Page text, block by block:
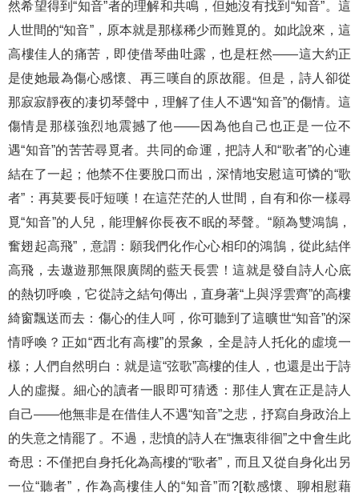
然希望得到“知音”者的理解和共鳴，但她沒有找到“知音”。這
人世間的“知音”，原本就是那樣稀少而難覓的。如此說來，這
高樓佳人的痛苦，即使借琴曲吐露，也是枉然——這大約正
是使她最為傷心感懷、再三嘆自的原故罷。但是，詩人卻從
那寂寂靜夜的凄切琴聲中，理解了佳人不遇“知音”的傷情。這
傷情是那樣強烈地震撼了他——因為他自己也正是一位不
遇“知音”的苦苦尋覓者。共同的命運，把詩人和“歌者”的心連
結在了一起；他禁不住要脫口而出，深情地安慰這可憐的“歌
者”：再莫要長吁短嘆！在這茫茫的人世間，自有和你一樣尋
覓“知音”的人兒，能理解你長夜不眠的琴聲。“願為雙鴻鵠，
奮翅起高飛”，意謂：願我們化作心心相印的鴻鵠，從此結伴
高飛，去遨遊那無限廣闊的藍天長雲！這就是發自詩人心底
的熱切呼喚，它從詩之結句傳出，直身著“上與浮雲齊”的高樓
綺窗飄送而去：傷心的佳人呵，你可聽到了這曠世“知音”的深
情呼喚？正如“西北有高樓”的景象，全是詩人托化的虛境一
樣；人們自然明白：就是這“弦歌”高樓的佳人，也還是出于詩
人的虛擬。細心的讀者一眼即可猜透：那佳人實在正是詩人
自己——他無非是在借佳人不遇“知音”之悲，抒寫自身政治上
的失意之情罷了。不過，悲憤的詩人在“撫衷徘徊”之中會生此
奇思：不僅把自身托化為高樓的“歌者”，而且又從自身化出另
一位“聽者”，作為高樓佳人的“知音”而?[欷感懷、聊相慰藉